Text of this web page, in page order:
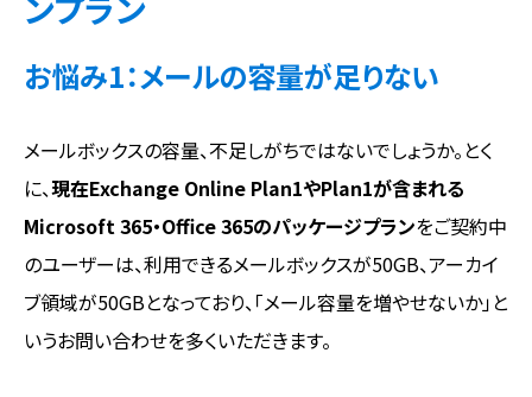
お悩み1：メールの容量が足りない
メールボックスの容量、不足しがちではないでしょうか。とく
に、現在Exchange Online Plan1やPlan1が含まれる
Microsoft 365・Office 365のパッケージプランをご契約中
のユーザーは、利用できるメールボックスが50GB、アーカイ
ブ領域が50GBとなっており、「メール容量を増やせないか」と
いうお問い合わせを多くいただきます。